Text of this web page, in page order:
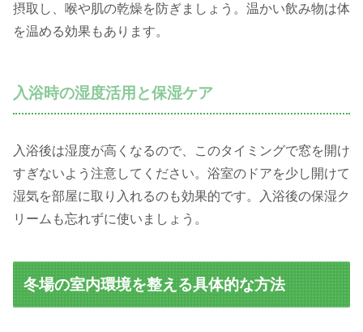
摂取し、喉や肌の乾燥を防ぎましょう。温かい飲み物は体
を温める効果もあります。
入浴時の湿度活用と保湿ケア
入浴後は湿度が高くなるので、このタイミングで窓を開け
すぎないよう注意してください。浴室のドアを少し開けて
湿気を部屋に取り入れるのも効果的です。入浴後の保湿ク
リームも忘れずに使いましょう。
冬場の室内環境を整える具体的な方法